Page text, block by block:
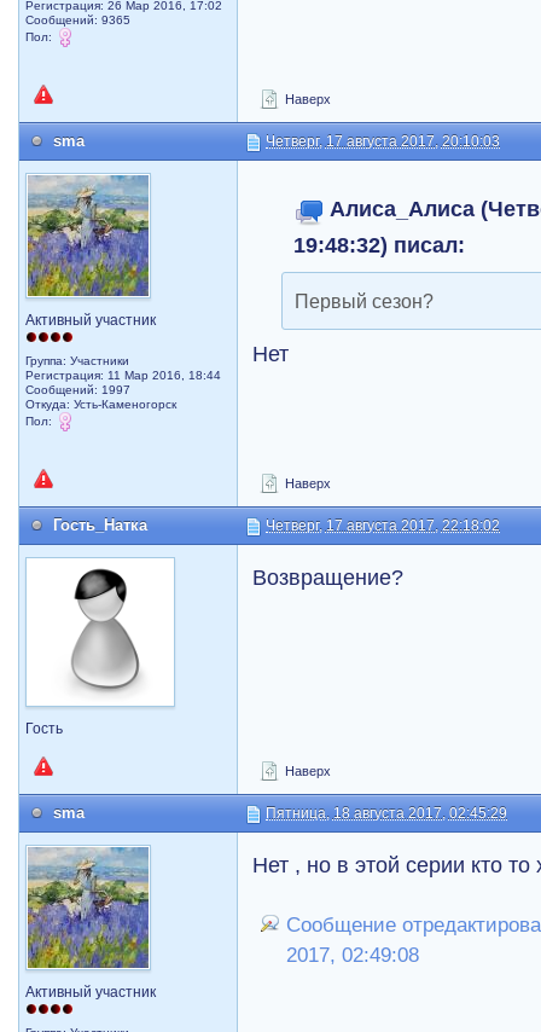
Регистрация: 26 Мар 2016, 17:02
Сообщений: 9365
Пол:
Наверх
sma Четверг, 17 августа 2017, 20:10:03
Активный участник
Группа: Участники
Регистрация: 11 Мар 2016, 18:44
Сообщений: 1997
Откуда: Усть-Каменогорск
Пол:
Алиса_Алиса
19:48:32) писал:
Первый сезон?
Нет
Наверх
Гость_Натка Четверг, 17 августа 2017, 22:18:02
Гость
Возвращение?
Наверх
sma Пятница, 18 августа 2017, 02:45:29
Активный участник
Нет , но в этой серии кто то
Сообщение
2017, 02:49:08